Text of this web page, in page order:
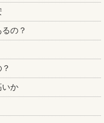
の？
いか